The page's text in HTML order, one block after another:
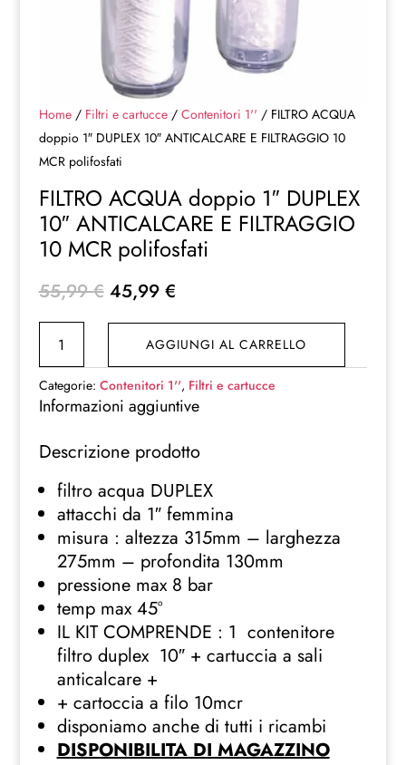
Home/ Filtri e cartucce/ Contenitori 1'' / FILTRO ACQUA
doppio 1″ DUPLEX 10″ ANTICALCARE E FILTRAGGIO 10
MCR polifosfati
FILTRO ACQUA doppio 1″ DUPLEX
10″ ANTICALCARE E FILTRAGGIO
10 MCR polifosfati
55,99€ Il
originale
era:
55,99 €.
45,99 €Il
attuale
è:
45,99 €.
ACQUA
doppio
1"
10"
E
FILTRAGGIO
10
MCR
polifosfati
quantità
AGGIUNGI AL CARRELLO
Categorie: Contenitori 1'', Filtri e cartucce
Informazioni aggiuntive
Descrizione prodotto
filtro acqua DUPLEX
attacchi da 1″ femmina
misura : altezza 315mm – larghezza
275mm – profondita 130mm
pressione max 8 bar
temp max 45°
IL KIT COMPRENDE : 1 contenitore
filtro duplex 10″ + cartuccia a sali
anticalcare +
+ cartoccia a filo 10mcr
disponiamo anche di tutti i ricambi
DISPONIBILITA DI MAGAZZINO